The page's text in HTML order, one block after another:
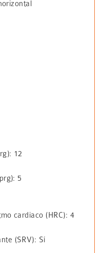
12
5
cardiaco (HRC): 4
(SRV): Sí